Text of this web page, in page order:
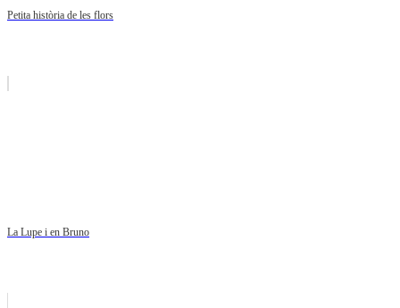
Petita història de les flors
La Lupe i en Bruno